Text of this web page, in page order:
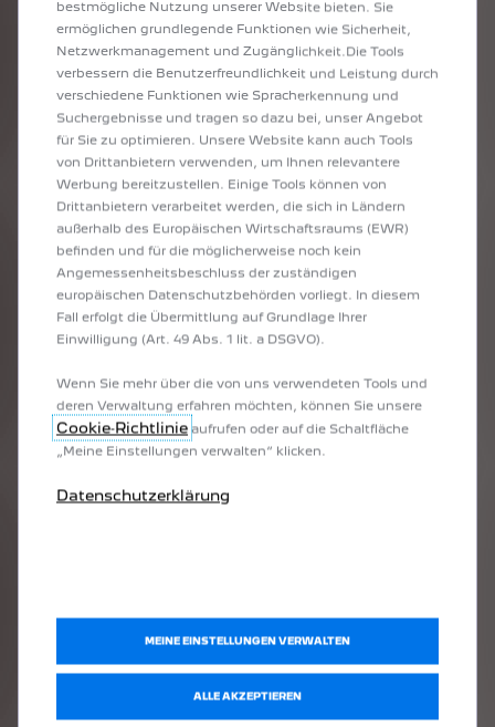
AKTUELLE ANGEBOTE
ZURÜCK
Restwertleasingangebot für Verbraucher gemäß
Ab
€ 79,-/ Monatleasen
Stand: Juli 2026.
WEITER
bestmögliche Nutzung unserer Website bieten. Sie
ermöglichen grundlegende Funktionen wie Sicherheit,
Netzwerkmanagement und Zugänglichkeit.Die Tools
verbessern die Benutzerfreundlichkeit und Leistung durch
verschiedene Funktionen wie Spracherkennung und
Suchergebnisse und tragen so dazu bei, unser Angebot
für Sie zu optimieren. Unsere Website kann auch Tools
von Drittanbietern verwenden, um Ihnen relevantere
Werbung bereitzustellen. Einige Tools können von
Drittanbietern verarbeitet werden, die sich in Ländern
außerhalb des Europäischen Wirtschaftsraums (EWR)
befinden und für die möglicherweise noch kein
Angemessenheitsbeschluss der zuständigen
europäischen Datenschutzbehörden vorliegt. In diesem
Fall erfolgt die Übermittlung auf Grundlage Ihrer
Einwilligung (Art. 49 Abs. 1 lit. a DSGVO).
Wenn Sie mehr über die von uns verwendeten Tools und
deren Verwaltung erfahren möchten, können Sie unsere
Cookie‑Richtlinie aufrufen oder auf die Schaltfläche
„Meine Einstellungen verwalten“ klicken.
Datenschutzerklärung
MEINE EINSTELLUNGEN VERWALTEN
ALLE AKZEPTIEREN